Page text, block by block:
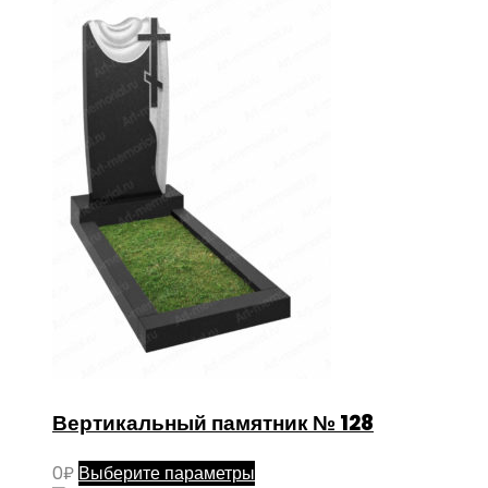
Вертикальный памятник № 128
0₽ Выберите параметры